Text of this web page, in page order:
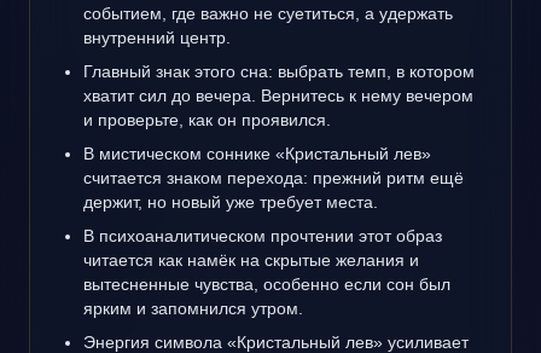
событием, где важно не суетиться, а удержать
внутренний центр.
Главный знак этого сна: выбрать темп, в котором
хватит сил до вечера. Вернитесь к нему вечером
и проверьте, как он проявился.
В мистическом соннике «Кристальный лев»
считается знаком перехода: прежний ритм ещё
держит, но новый уже требует места.
В психоаналитическом прочтении этот образ
читается как намёк на скрытые желания и
вытесненные чувства, особенно если сон был
ярким и запомнился утром.
Энергия символа «Кристальный лев» усиливает